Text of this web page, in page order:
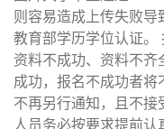
则容易造成上传失败
教育部学历学位认证
资料不成功、资料不
成功，报名不成功者
不再另行通知，且不
人员务必按要求提前